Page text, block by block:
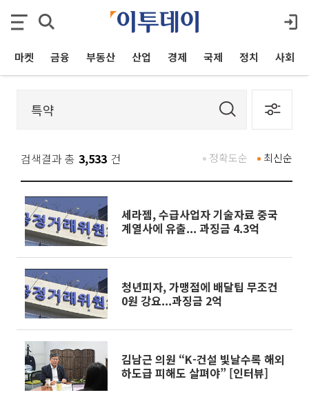
마켓 금융 부동산 산업 경제 국제 정치 사회
검색결과 총 3,533 건 최신순
정확도순
세라젬, 수급사업자 기술자료 중국
계열사에 유출... 과징금 4.3억
청년피자, 가맹점에 배달팁 무조건
0원 강요...과징금 2억
김남근 의원 “K-건설 빛날수록 해외
하도급 피해도 살펴야” [인터뷰]